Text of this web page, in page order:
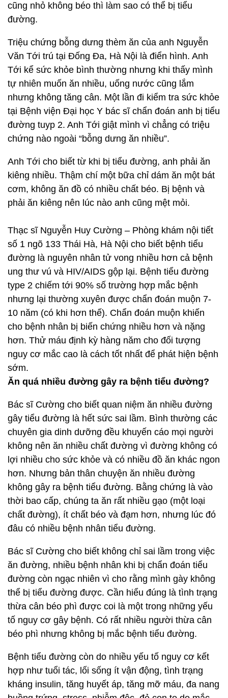
cũng nhỏ không béo thì làm sao có thể bị tiểu
đường.
Triệu chứng bỗng dưng thèm ăn của anh Nguyễn
Văn Tới trú tại Đống Đa, Hà Nội là điển hình. Anh
Tới kể sức khỏe bình thường nhưng khi thấy mình
tự nhiên muốn ăn nhiều, uống nước cũng lắm
nhưng không tăng cân. Một lần đi kiểm tra sức khỏe
tại Bệnh viện Đại học Y bác sĩ chẩn đoán anh bị tiểu
đường tuyp 2. Anh Tới giật mình vì chẳng có triệu
chứng nào ngoài “bỗng dưng ăn nhiều”.
Anh Tới cho biết từ khi bị tiểu đường, anh phải ăn
kiêng nhiều. Thậm chí một bữa chỉ dám ăn một bát
cơm, không ăn đồ có nhiều chất béo. Bị bệnh và
phải ăn kiêng nên lúc nào anh cũng mệt mỏi.
Thạc sĩ Nguyễn Huy Cường – Phòng khám nội tiết
số 1 ngõ 133 Thái Hà, Hà Nội cho biết bệnh tiểu
đường là nguyên nhân tử vong nhiều hơn cả bệnh
ung thư vú và HIV/AIDS gộp lại. Bệnh tiểu đường
type 2 chiếm tới 90% số trường hợp mắc bệnh
nhưng lại thường xuyên được chẩn đoán muộn 7-
10 năm (có khi hơn thế). Chẩn đoán muộn khiến
cho bệnh nhân bị biến chứng nhiều hơn và nặng
hơn. Thử máu định kỳ hàng năm cho đối tượng
nguy cơ mắc cao là cách tốt nhất để phát hiện bệnh
sớm.
Ăn quá nhiều đường gây ra bệnh tiểu đường?
Bác sĩ Cường cho biết quan niệm ăn nhiều đường
gây tiểu đường là hết sức sai lầm. Bình thường các
chuyên gia dinh dưỡng đều khuyến cáo mọi người
không nên ăn nhiều chất đường vì đường không có
lợi nhiều cho sức khỏe và có nhiều đồ ăn khác ngon
hơn. Nhưng bản thân chuyện ăn nhiều đường
không gây ra bệnh tiểu đường. Bằng chứng là vào
thời bao cấp, chúng ta ăn rất nhiều gạo (một loại
chất đường), ít chất béo và đạm hơn, nhưng lúc đó
đâu có nhiều bệnh nhân tiểu đường.
Bác sĩ Cường cho biết không chỉ sai lầm trong việc
ăn đường, nhiều bệnh nhân khi bị chẩn đoán tiểu
đường còn ngạc nhiên vì cho rằng mình gày không
thể bị tiểu đường được. Cần hiểu đúng là tình trạng
thừa cân béo phì được coi là một trong những yếu
tố nguy cơ gây bệnh. Có rất nhiều người thừa cân
béo phì nhưng không bị mắc bệnh tiểu đường.
Bệnh tiểu đường còn do nhiều yếu tố nguy cơ kết
hợp như tuổi tác, lối sống ít vận động, tình trạng
kháng insulin, tăng huyết áp, tăng mỡ máu, đa nang